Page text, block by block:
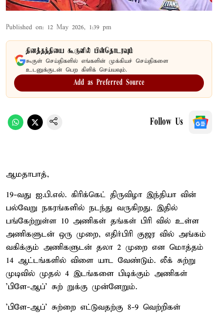
Published on: 12 May 2026, 1:39 pm
தினத்தந்தியை கூகுளில் பின்தொடரவும்
கூகுள் செய்திகளில் எங்களின் முக்கியச் செய்திகளை
உடனுக்குடன் பெற கிளிக் செய்யவும்.
Add as Preferred Source
Follow Us
ஆமதாபாத்,
19-வது ஐ.பி.எல். கிரிக்கெட் திருவிழா இந்தியா வின்
பல்வேறு நகரங்களில் நடந்து வருகிறது. இதில்
பங்கேற்றுள்ள 10 அணிகள் தங்கள் பிரி வில் உள்ள
அணிகளுடன் ஒரு முறை, எதிர்பிரி குஜர வில் அங்கம்
வகிக்கும் அணிகளுடன் தலா 2 முறை என மொத்தம்
14 ஆட்டங்களில் விளை யாட வேண்டும். லீக் சுற்று
முடிவில் முதல் 4 இடங்களை பிடிக்கும் அணிகள்
'பிளே-ஆப்' சுற் றுக்கு முன்னேறும்.
'பிளே-ஆப்' சுற்றை எட்டுவதற்கு 8-9 வெற்றிகள்